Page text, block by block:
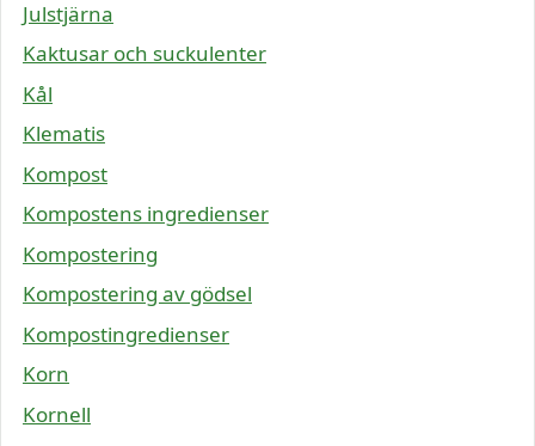
Julstjärna
Kaktusar och suckulenter
Kål
Klematis
Kompost
Kompostens ingredienser
Kompostering
Kompostering av gödsel
Kompostingredienser
Korn
Kornell